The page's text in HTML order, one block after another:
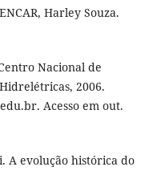
Harley Souza.
Nacional de
2006.
Acesso em out.
A evolução histórica do